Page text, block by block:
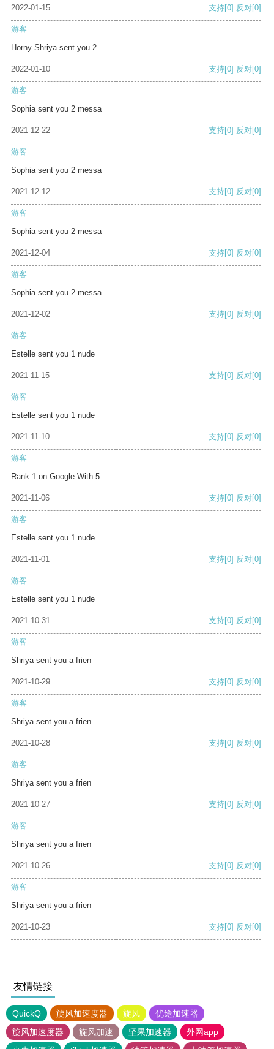
2022-01-15 支持[0] 反对[0]
游客
Horny Shriya sent you 2
2022-01-10 支持[0] 反对[0]
游客
Sophia sent you 2 messa
2021-12-22 支持[0] 反对[0]
游客
Sophia sent you 2 messa
2021-12-12 支持[0] 反对[0]
游客
Sophia sent you 2 messa
2021-12-04 支持[0] 反对[0]
游客
Sophia sent you 2 messa
2021-12-02 支持[0] 反对[0]
游客
Estelle sent you 1 nude
2021-11-15 支持[0] 反对[0]
游客
Estelle sent you 1 nude
2021-11-10 支持[0] 反对[0]
游客
Rank 1 on Google With 5
2021-11-06 支持[0] 反对[0]
游客
Estelle sent you 1 nude
2021-11-01 支持[0] 反对[0]
游客
Estelle sent you 1 nude
2021-10-31 支持[0] 反对[0]
游客
Shriya sent you a frien
2021-10-29 支持[0] 反对[0]
游客
Shriya sent you a frien
2021-10-28 支持[0] 反对[0]
游客
Shriya sent you a frien
2021-10-27 支持[0] 反对[0]
游客
Shriya sent you a frien
2021-10-26 支持[0] 反对[0]
游客
Shriya sent you a frien
2021-10-23 支持[0] 反对[0]
友情链接
QuickQ 旋风加速度器 旋风
优途加速器
旋风加速度器
旋风加速 坚果加速器
外网app